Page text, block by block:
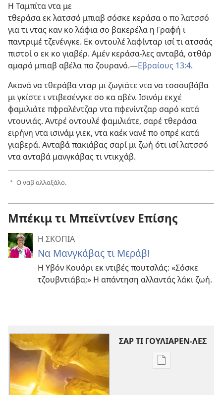
Η Ταμπίτα ντα με
τθεράσα εκ λατσσό μπιαβ σόσκε κεράσα ο πο λατσσό
για τι ντας καν κο λάφια σο βακερέλα η Γραφή ι
παντριμέ τζενένγκε. Εκ οντουλέ λαφίνταρ ισί τι ατσσάς
πιστοί ο εκ κο γιαβέρ. Αμέν κεράσα-λες ανταβά, οτθάρ
αμαρό μπιαβ αβέλα πο ζουρανό.—Εβραίους 13:4.
Ακανά να τθεράβα νταρ μι ζωγιάτε ντα να τσσουβάβα
μι γκίστε ι ντιβεσένγκε σο κα αβέν. Ισινόμ εκχέ
φαμιλιάτε πφραλέντζαρ ντα πφενίντζαρ σαρό κατά
ντουνιάς. Αντρέ οντουλέ φαμιλιάτε, σαρέ τθεράσα
ειρήνη ντα ισινάμ γιεκ, ντα καέκ νανέ πο οπρέ κατά
γιαβερά. Ανταβά πακιάβας σαρί μι ζωή ότι ισί λατσσό
ντα ανταβά μανγκάβας τι ντικχάβ.
a Ο ναβ αλλαξάλο.
Μπέκιμ τι Μπεϊντίνεν Επίσης
Η ΣΚΟΠΙΑ
Να Μανγκάβας τι Μεράβ!
Η Υβόν Κουόρι εκ ντιβές πουτσλάς: «Σόσκε
τζουβντιάβα;» Η απάντηση αλλαντάς λάκι ζωή.
ΣΑΡ ΤΙ ΓΟΥΛΙΑΡΕΝ-ΛΕΣ
Επιλογές